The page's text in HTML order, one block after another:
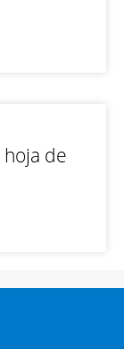
de